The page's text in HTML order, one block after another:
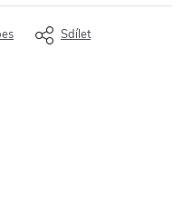
Sdílet